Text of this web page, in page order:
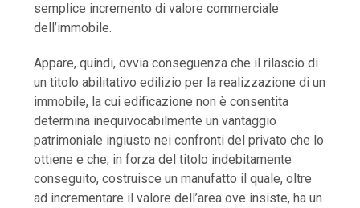
semplice incremento di valore commerciale
dell’immobile.
Appare, quindi, ovvia conseguenza che il rilascio di
un titolo abilitativo edilizio per la realizzazione di un
immobile, la cui edificazione non è consentita
determina inequivocabilmente un vantaggio
patrimoniale ingiusto nei confronti del privato che lo
ottiene e che, in forza del titolo indebitamente
conseguito, costruisce un manufatto il quale, oltre
ad incrementare il valore dell’area ove insiste, ha un